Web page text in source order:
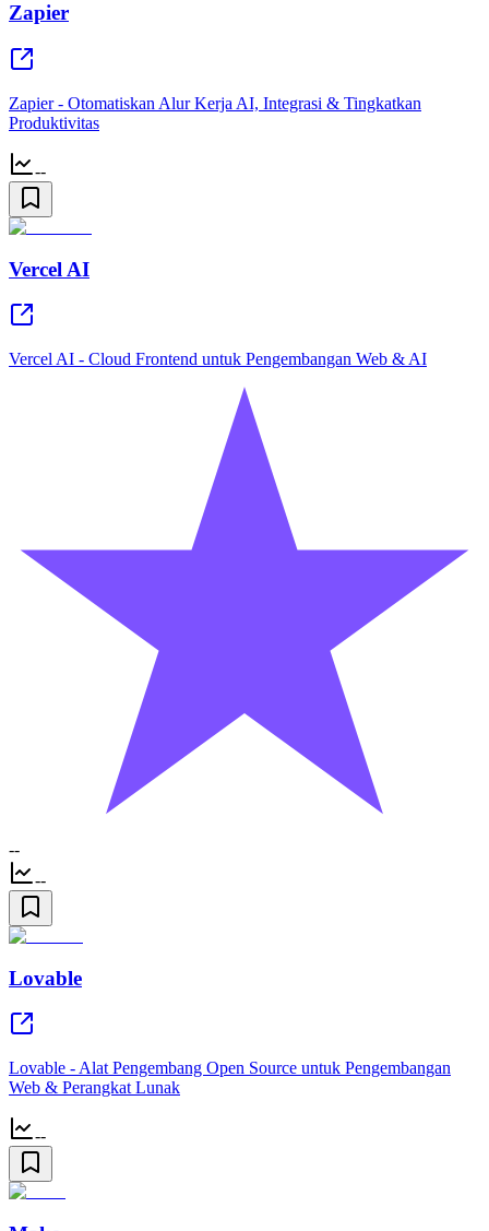
Zapier
Zapier - Otomatiskan Alur Kerja AI, Integrasi & Tingkatkan
Produktivitas
--
Vercel AI
Vercel AI - Cloud Frontend untuk Pengembangan Web & AI
--
--
Lovable
Lovable - Alat Pengembang Open Source untuk Pengembangan
Web & Perangkat Lunak
--